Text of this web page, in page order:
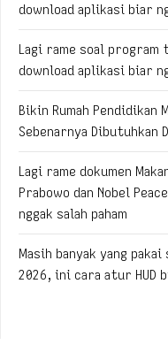
download aplikasi biar
Lagi rame soal
download aplikasi biar
Bikin Rumah Pendidikan
Sebenarnya Dibutuhkan
Lagi rame dokumen
Prabowo dan Nobel
nggak salah paham
Masih banyak yang
2026, ini cara atur HUD